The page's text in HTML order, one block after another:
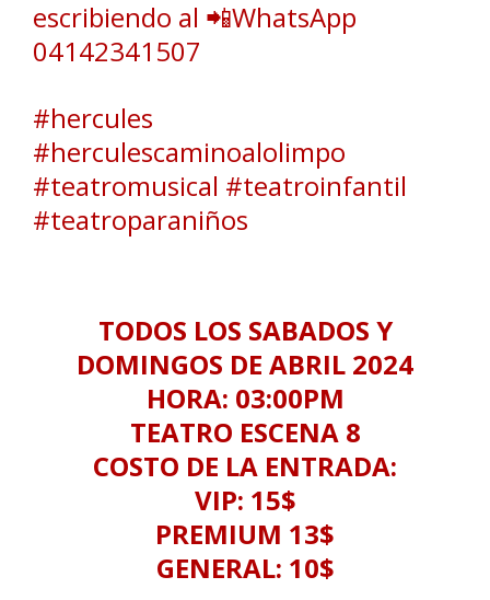
escribiendo al 📲WhatsApp
04142341507
#hercules
#herculescaminoalolimpo
#teatromusical #teatroinfantil
#teatroparaniños
TODOS LOS SABADOS Y
DOMINGOS DE ABRIL 2024
HORA: 03:00PM
TEATRO ESCENA 8
COSTO DE LA ENTRADA:
VIP: 15$
PREMIUM 13$
GENERAL: 10$